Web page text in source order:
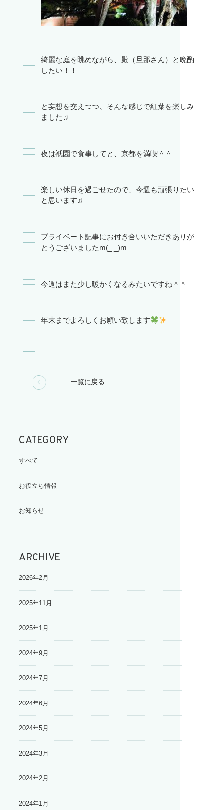
綺麗な庭を眺めながら、殿（旦那さん）と晩酌
したい！！
と妄想を交えつつ、そんな感じで紅葉を楽しみ
ました♫
夜は祇園で食事してと、京都を満喫＾＾
楽しい休日を過ごせたので、今週も頑張りたい
と思います♫
プライベート記事にお付き合いいただきありが
とうございましたm(_ _)m
今週はまた少し暖かくなるみたいですね＾＾
年末までよろしくお願い致します
一覧に戻る
CATEGORY
すべて
お役立ち情報
お知らせ
ARCHIVE
2026年2月
2025年11月
2025年1月
2024年9月
2024年7月
2024年6月
2024年5月
2024年3月
2024年2月
2024年1月